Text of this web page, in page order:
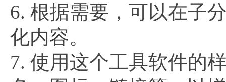
6. 根据需要，可以在子
化内容。
7. 使用这个工具软件的